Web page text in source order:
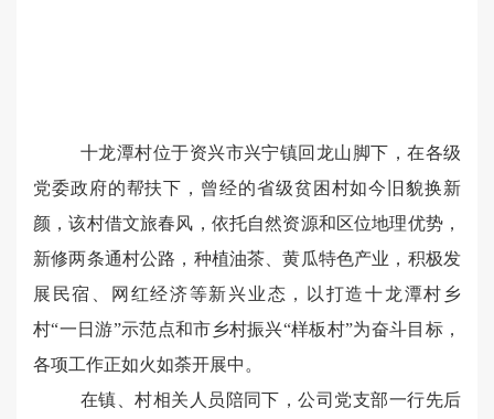
十龙潭村位于资兴市兴宁镇回龙山脚下，在各级
党委政府的帮扶下，曾经的省级贫困村如今旧貌换新
颜，该村借文旅春风，依托自然资源和区位地理优势，
新修两条通村公路，种植油茶、黄瓜特色产业，积极发
展民宿、网红经济等新兴业态，以打造十龙潭村乡
村“一日游”示范点和市乡村振兴“样板村”为奋斗目标，
各项工作正如火如荼开展中。
在镇、村相关人员陪同下，公司党支部一行先后